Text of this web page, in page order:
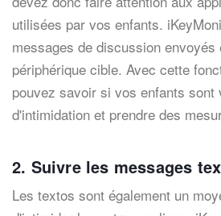
utilisées par vos enfants.
messages de discussion
périphérique cible. Avec cette
pouvez savoir si vos enfants sont
d'intimidation et prendre des
2. Suivre les messages
Les textos sont également un